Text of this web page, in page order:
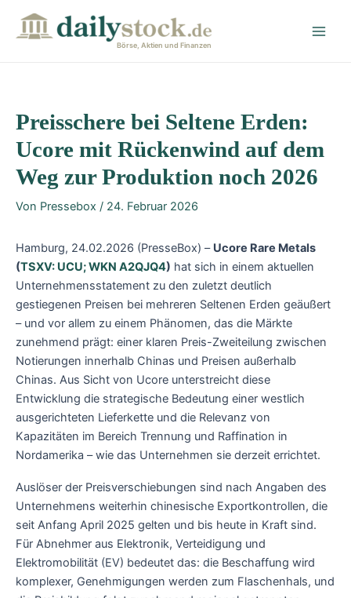
Börse, Aktien und Finanzen
Preisschere bei Seltene Erden:
Ucore mit Rückenwind auf dem
Weg zur Produktion noch 2026
Von Pressebox / 24. Februar 2026
Hamburg, 24.02.2026 (PresseBox) – Ucore Rare Metals
(TSXV: UCU; WKN A2QJQ4) hat sich in einem aktuellen
Unternehmensstatement zu den zuletzt deutlich
gestiegenen Preisen bei mehreren Seltenen Erden geäußert
– und vor allem zu einem Phänomen, das die Märkte
zunehmend prägt: einer klaren Preis-Zweiteilung zwischen
Notierungen innerhalb Chinas und Preisen außerhalb
Chinas. Aus Sicht von Ucore unterstreicht diese
Entwicklung die strategische Bedeutung einer westlich
ausgerichteten Lieferkette und die Relevanz von
Kapazitäten im Bereich Trennung und Raffination in
Nordamerika – wie das Unternehmen sie derzeit errichtet.
Auslöser der Preisverschiebungen sind nach Angaben des
Unternehmens weiterhin chinesische Exportkontrollen, die
seit Anfang April 2025 gelten und bis heute in Kraft sind.
Für Abnehmer aus Elektronik, Verteidigung und
Elektromobilität (EV) bedeutet das: die Beschaffung wird
komplexer, Genehmigungen werden zum Flaschenhals, und